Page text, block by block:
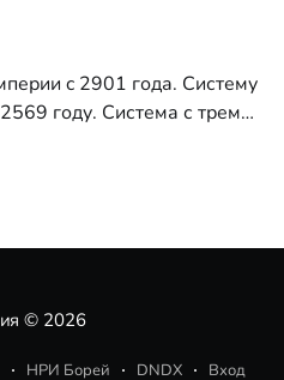
c 2901 года. Систему
году. Система с тремя
© 2026
НРИ Борей DNDX Вход